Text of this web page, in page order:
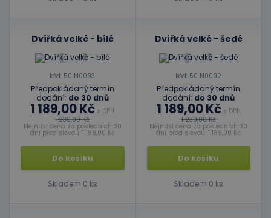
Dvířká velké - bílé
kód: 50 N0093
Předpokládaný termín
dodání: do 30 dnů
1 189,00 Kč s DPH
1 230,00 Kč
Nejnižší cena za posledních 30
dní před slevou: 1 189,00 Kč
Do košíku
Skladem 0 ks
Dvířká velké - šedé
kód: 50 N0092
Předpokládaný termín
dodání: do 30 dnů
1 189,00 Kčs DPH
1 230,00 Kč
Nejnižší cena za posledních 30
dní před slevou: 1 189,00 Kč
Do košíku
Skladem 0 ks